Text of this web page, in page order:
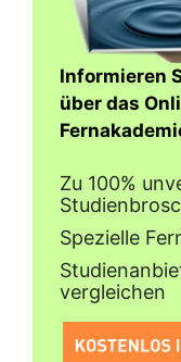
Informieren
über das
Zu 100%
Spezielle
vergleichen